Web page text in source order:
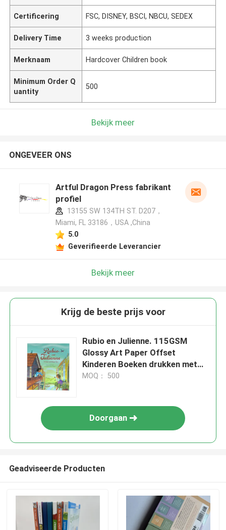
Certificering FSC, DISNEY, BSCI, NBCU, SEDEX
Delivery Time 3 weeks production
Merknaam Hardcover Children book
Minimum Order Q
uantity
500
Bekijk meer
ONGEVEER ONS
Artful Dragon Press fabrikant
profiel
13155 SW 134TH ST. D207，
Miami, FL 33186，USA ,China
5.0
Geverifieerde Leverancier
Bekijk meer
Krijg de beste prijs voor
Rubio en Julienne. 115GSM
Glossy Art Paper Offset
Kinderen Boeken drukken met
Matte gelamineerde hardcover.
MOQ： 500
Doorgaan
Geadviseerde Producten